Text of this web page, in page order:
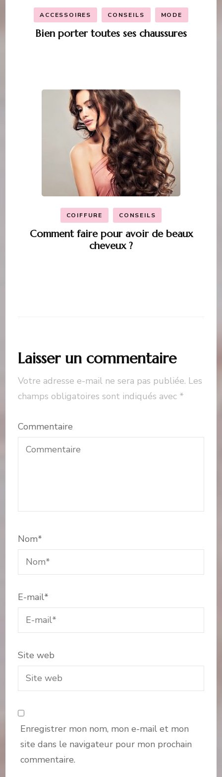
ACCESSOIRES CONSEILS MODE
Bien porter toutes ses chaussures
COIFFURE CONSEILS
Comment faire pour avoir de beaux
cheveux ?
Laisser un commentaire
Votre adresse e-mail ne sera pas publiée. Les
champs obligatoires sont indiqués avec *
Commentaire
Nom*
E-mail*
Site web
Enregistrer mon nom, mon e-mail et mon
site dans le navigateur pour mon prochain
commentaire.